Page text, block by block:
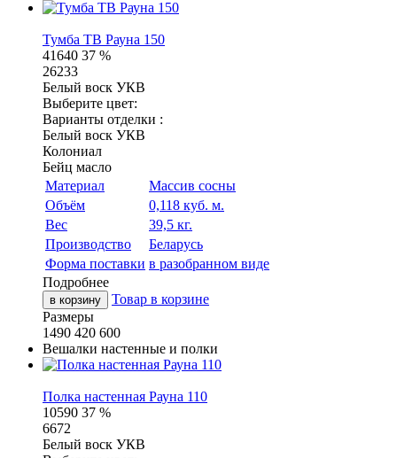
Тумба ТВ Рауна 150
41640 37 %
26233
Белый воск УКВ
Выберите цвет:
Варианты отделки :
Белый воск УКВ
Колониал
Бейц масло
Материал
Массив сосны
Объём
0,118 куб. м.
Вес
39,5 кг.
Производство
Беларусь
Форма поставки в разобранном виде
Подробнее
в корзину
Товар в корзине
Размеры
1490 420 600
Вешалки настенные и полки
Полка настенная Рауна 110
10590 37 %
6672
Белый воск УКВ